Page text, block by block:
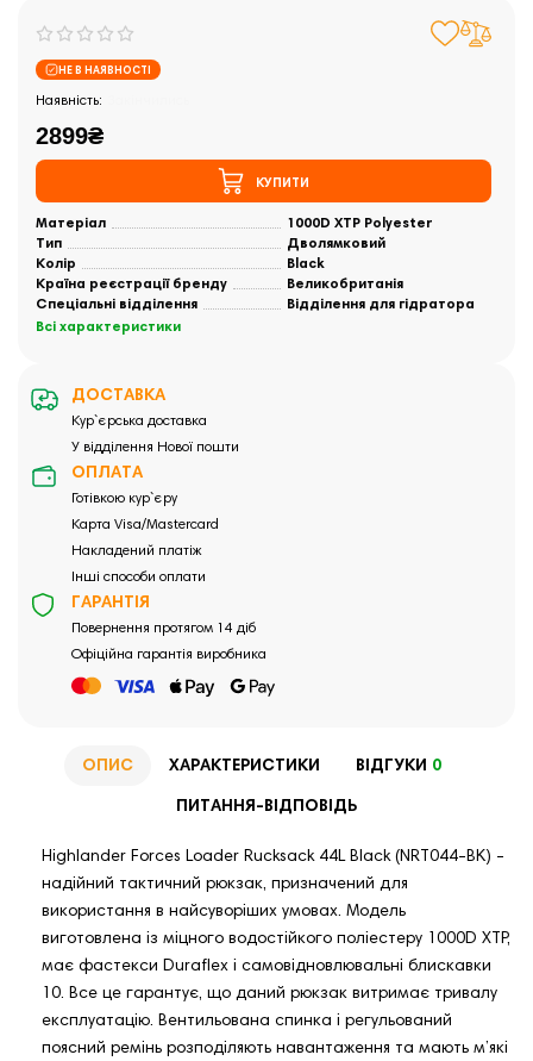
НЕ В НАЯВНОСТІ
2899₴
КУПИТИ
Матеріал
1000D XTP Polyester
Тип
Дволямковий
Колір
Black
Країна реєстрації бренду
Великобританія
Спеціальні відділення
Відділення для гідратора
Всі характеристики
ДОСТАВКА
Кур`єрська доставка
У відділення Нової пошти
ОПЛАТА
Готівкою кур`єру
Карта Visa/Mastercard
Накладений платіж
Інші способи оплати
ГАРАНТІЯ
Повернення протягом 14 діб
Офіційна гарантія виробника
ОПИС ХАРАКТЕРИСТИКИ ВІДГУКИ 0
ПИТАННЯ-ВІДПОВІДЬ
Highlander Forces Loader Rucksack 44L Black (NRT044-BK) -
надійний тактичний рюкзак, призначений для
використання в найсуворіших умовах. Модель
виготовлена із міцного водостійкого поліестеру 1000D XTP,
має фастекси Duraflex і самовідновлювальні блискавки
10. Все це гарантує, що даний рюкзак витримає тривалу
експлуатацію. Вентильована спинка і регульований
поясний ремінь розподіляють навантаження та мають м’які